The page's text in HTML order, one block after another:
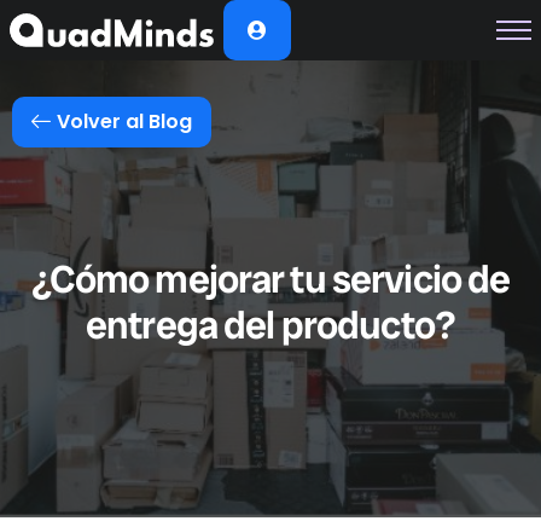
Módulos
Casos de Éxito
Planes
Nosotros
Volver al Blog
¿Cómo mejorar tu servicio de
entrega del producto?